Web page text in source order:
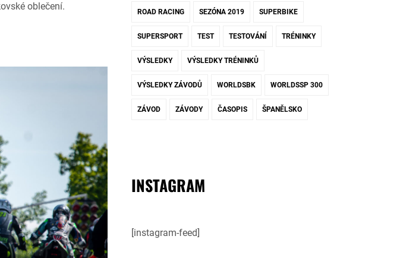
oblečení.
ROAD RACING SEZÓNA 2019 SUPERBIKE
SUPERSPORT TEST TESTOVÁNÍ TRÉNINKY
VÝSLEDKY VÝSLEDKY TRÉNINKŮ
VÝSLEDKY ZÁVODŮ WORLDSBK WORLDSSP 300
ZÁVOD ZÁVODY ČASOPIS ŠPANĚLSKO
INSTAGRAM
[instagram-feed]